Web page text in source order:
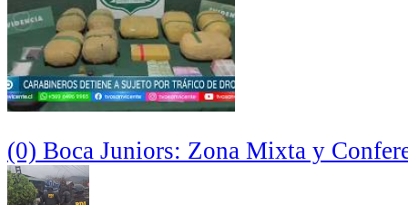
(0) Boca Juniors: Zona Mixta y